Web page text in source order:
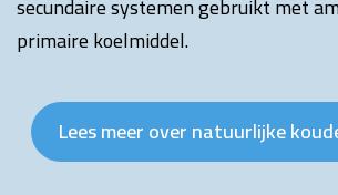
primaire koelmiddel.
Lees meer over natuurlijke